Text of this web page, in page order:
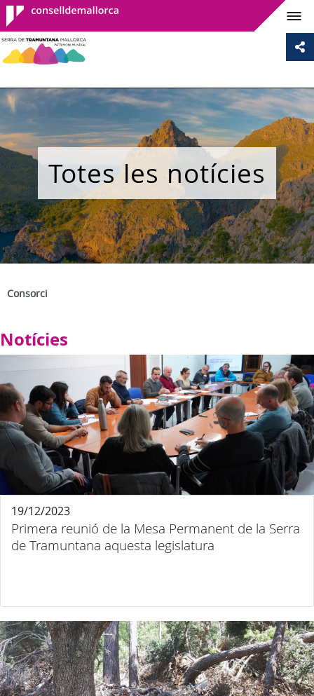
Consell de
Mallorca
Totes les notícies
Consorci
Notícies
Primera reunió de la Mesa Permanent de la Serra
de Tramuntana aquesta legislatura
19/12/2023